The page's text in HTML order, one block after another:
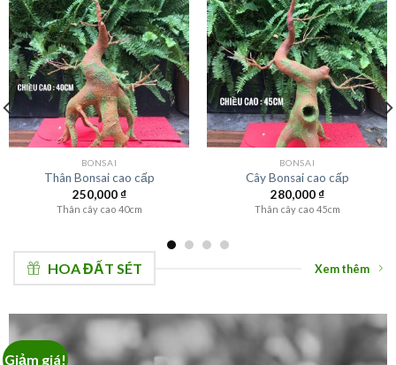
BONSAI
Thân Bonsai cao cấp
250,000₫
Thân cây cao 40cm
BONSAI
Cây Bonsai cao cấp
280,000₫
Thân cây cao 45cm
HOA ĐẤT SÉT Xem thêm
Giảm giá!